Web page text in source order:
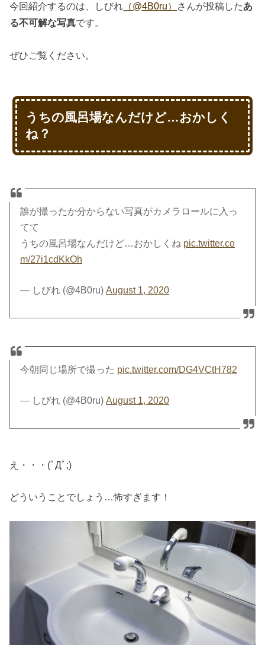
今回紹介するのは、しびれ （@4B0ru） さんが投稿したあ
る不可解な写真です。
ぜひご覧ください。
うちの風呂場なんだけど…おかしく
ね？
誰が撮ったか分からない写真がカメラロールに入っ
てて
うちの風呂場なんだけど…おかしくね pic.twitter.co
m/27i1cdKkOh
— しびれ (@4B0ru)August 1, 2020
今朝同じ場所で撮った pic.twitter.com/DG4VCtH782
— しびれ (@4B0ru)August 1, 2020
え・・・(ﾟДﾟ;)
どういうことでしょう…怖すぎます！